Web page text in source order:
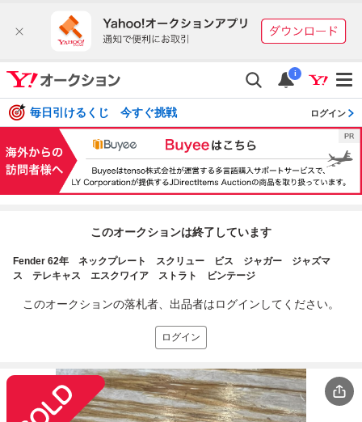
i
毎日引けるくじ 今すぐ挑戦 ログイン
このオークションは終了しています
Fender 62年 ネックプレート スクリュー ビス ジャガー ジャズマ
ス テレキャス エスクワイア ストラト ビンテージ
このオークションの落札者、出品者はログインしてください。
ログイン